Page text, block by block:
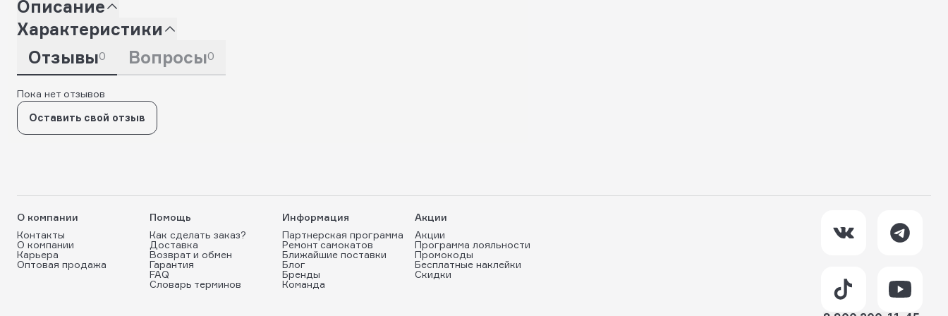
Описание
Характеристики
Отзывы0 Вопросы0
Пока нет отзывов
Оставить свой отзыв
О компании
Контакты
О компании
Карьера
Оптовая продажа
Помощь
Как сделать заказ?
Доставка
Возврат и обмен
Гарантия
FAQ
Словарь терминов
Информация
Партнерская программа
Ремонт самокатов
Ближайшие поставки
Блог
Бренды
Команда
Акции
Акции
Программа лояльности
Промокоды
Бесплатные наклейки
Скидки